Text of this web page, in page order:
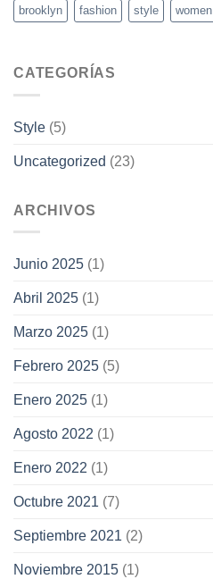
brooklyn fashion style women
CATEGORÍAS
Style (5)
Uncategorized (23)
ARCHIVOS
Junio 2025 (1)
Abril 2025 (1)
Marzo 2025 (1)
Febrero 2025 (5)
Enero 2025 (1)
Agosto 2022 (1)
Enero 2022 (1)
Octubre 2021 (7)
Septiembre 2021 (2)
Noviembre 2015 (1)